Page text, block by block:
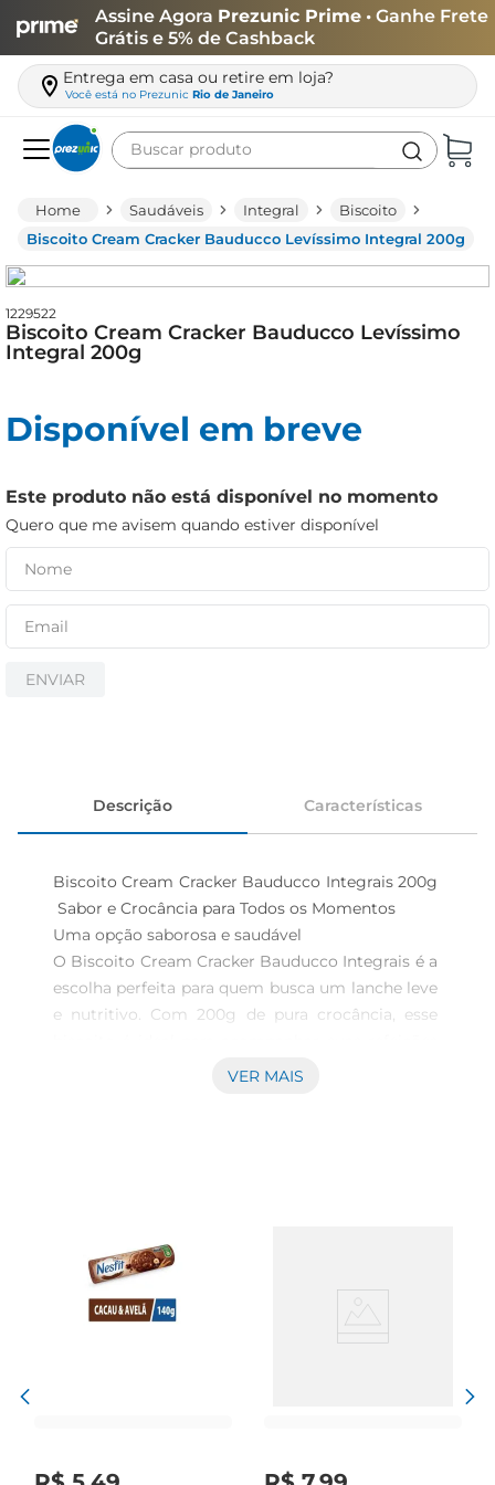
Assine Agora Prezunic Prime • Ganhe Frete
Grátis e 5% de Cashback
Entrega em casa ou retire em loja?
Você está no Prezunic Rio de Janeiro
Buscar produto
Saudáveis Integral
Biscoito
Biscoito Cream Cracker Bauducco Levíssimo Integral 200g
1229522
Biscoito Cream Cracker Bauducco Levíssimo
Integral 200g
Disponível em breve
Este produto não está disponível no momento
Quero que me avisem quando estiver disponível
ENVIAR
Descrição Características
Biscoito Cream Cracker Bauducco Integrais 200g
Sabor e Crocância para Todos os Momentos
Uma opção saborosa e saudável
O Biscoito Cream Cracker Bauducco Integrais é a
escolha perfeita para quem busca um lanche leve
e nutritivo. Com 200g de pura crocância, esse
ou ser consumido a qualquer hora do dia. Feito
única. Ele combina perfeitamente com patês,
queijos ou até mesmo pode ser degustado puro,
proporcionando uma explosão de sabor a cada
VER MAIS
leite
queijo
biscoito
iogurte
papel higiênico
cerveja